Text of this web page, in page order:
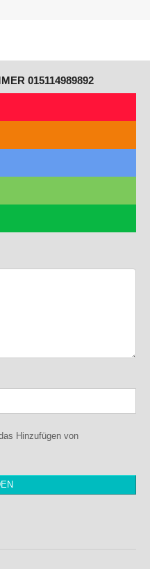
015114989892
Hinzufügen von